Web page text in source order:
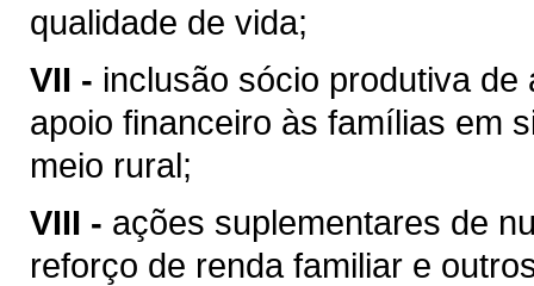
qualidade de vida;
VII - inclusão sócio produtiva
apoio financeiro às famílias em
meio rural;
VIII - ações suplementares de
reforço de renda familiar e